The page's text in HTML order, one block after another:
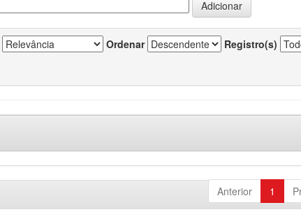
Ordenar Registro(s)
Anterior 1